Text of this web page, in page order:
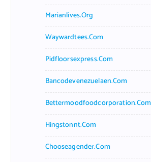
Marianlives.org
Waywardtees.com
Pidfloorsexpress.com
Bancodevenezuelaen.com
Bettermoodfoodcorporation.com
Hingstonnt.com
Chooseagender.com